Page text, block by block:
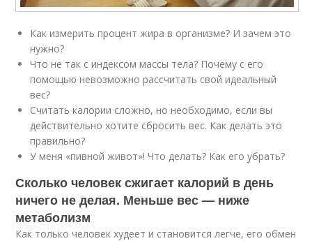
Как измерить процент жира в организме? И зачем это
нужно?
Что не так с индексом массы тела? Почему с его
помощью невозможно рассчитать свой идеальный
вес?
Считать калории сложно, но необходимо, если вы
действительно хотите сбросить вес. Как делать это
правильно?
У меня «пивной живот»! Что делать? Как его убрать?
Сколько человек сжигает калорий в день
ничего не делая. Меньше вес — ниже
метаболизм
Как только человек худеет и становится легче, его обмен